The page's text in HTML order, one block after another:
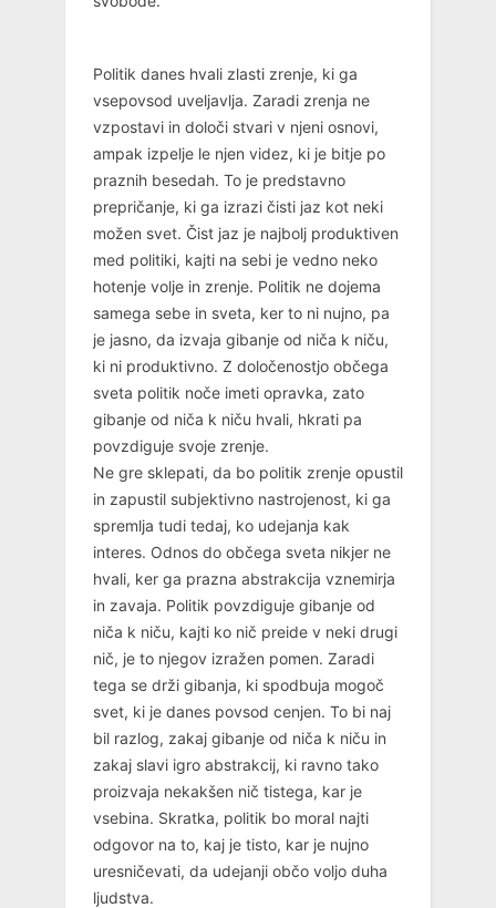
Politik danes hvali zlasti zrenje, ki ga
vsepovsod uveljavlja. Zaradi zrenja ne
vzpostavi in določi stvari v njeni osnovi,
ampak izpelje le njen videz, ki je bitje po
praznih besedah. To je predstavno
prepričanje, ki ga izrazi čisti jaz kot neki
možen svet. Čist jaz je najbolj produktiven
med politiki, kajti na sebi je vedno neko
hotenje volje in zrenje. Politik ne dojema
samega sebe in sveta, ker to ni nujno, pa
je jasno, da izvaja gibanje od niča k niču,
ki ni produktivno. Z določenostjo občega
sveta politik noče imeti opravka, zato
gibanje od niča k niču hvali, hkrati pa
povzdiguje svoje zrenje.
Ne gre sklepati, da bo politik zrenje opustil
in zapustil subjektivno nastrojenost, ki ga
spremlja tudi tedaj, ko udejanja kak
interes. Odnos do občega sveta nikjer ne
hvali, ker ga prazna abstrakcija vznemirja
in zavaja. Politik povzdiguje gibanje od
niča k niču, kajti ko nič preide v neki drugi
nič, je to njegov izražen pomen. Zaradi
tega se drži gibanja, ki spodbuja mogoč
svet, ki je danes povsod cenjen. To bi naj
bil razlog, zakaj gibanje od niča k niču in
zakaj slavi igro abstrakcij, ki ravno tako
proizvaja nekakšen nič tistega, kar je
vsebina. Skratka, politik bo moral najti
odgovor na to, kaj je tisto, kar je nujno
uresničevati, da udejanji občo voljo duha
ljudstva.